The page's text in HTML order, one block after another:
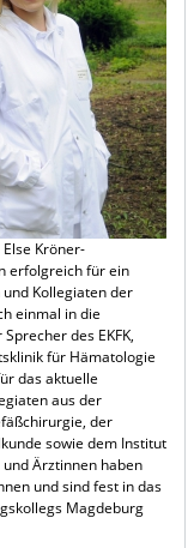
Kröner-
erfolgreich für ein
Kollegiaten der
einmal in die
des EKFK,
für Hämatologie
das aktuelle
aus der
der
sowie dem Institut
Ärztinnen haben
und sind fest in das
Magdeburg